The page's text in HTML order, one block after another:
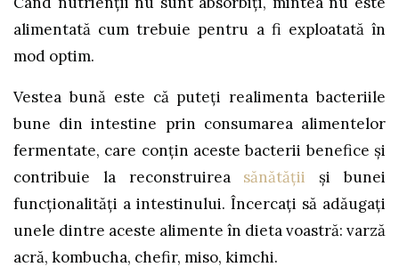
alimentată cum trebuie pentru a fi exploatată în
mod optim.
Vestea bună este că puteți realimenta bacteriile
bune din intestine prin consumarea alimentelor
fermentate, care conțin aceste bacterii benefice și
contribuie la reconstruirea sănătății și bunei
funcționalități a intestinului. Încercați să adăugați
unele dintre aceste alimente în dieta voastră: varză
acră, kombucha, chefir, miso, kimchi.